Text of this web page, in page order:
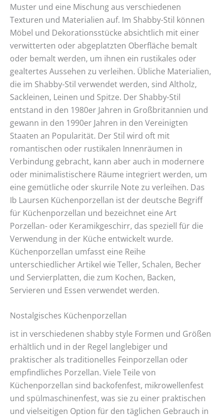
Muster und eine Mischung aus verschiedenen
Texturen und Materialien auf. Im Shabby-Stil können
Möbel und Dekorationsstücke absichtlich mit einer
verwitterten oder abgeplatzten Oberfläche bemalt
oder bemalt werden, um ihnen ein rustikales oder
gealtertes Aussehen zu verleihen. Übliche Materialien,
die im Shabby-Stil verwendet werden, sind Altholz,
Sackleinen, Leinen und Spitze. Der Shabby-Stil
entstand in den 1980er Jahren in Großbritannien und
gewann in den 1990er Jahren in den Vereinigten
Staaten an Popularität. Der Stil wird oft mit
romantischen oder rustikalen Innenräumen in
Verbindung gebracht, kann aber auch in modernere
oder minimalistischere Räume integriert werden, um
eine gemütliche oder skurrile Note zu verleihen. Das
Ib Laursen Küchenporzellan ist der deutsche Begriff
für Küchenporzellan und bezeichnet eine Art
Porzellan- oder Keramikgeschirr, das speziell für die
Verwendung in der Küche entwickelt wurde.
Küchenporzellan umfasst eine Reihe
unterschiedlicher Artikel wie Teller, Schalen, Becher
und Servierplatten, die zum Kochen, Backen,
Servieren und Essen verwendet werden.
Nostalgisches Küchenporzellan
ist in verschiedenen shabby style Formen und Größen
erhältlich und in der Regel langlebiger und
praktischer als traditionelles Feinporzellan oder
empfindliches Porzellan. Viele Teile von
Küchenporzellan sind backofenfest, mikrowellenfest
und spülmaschinenfest, was sie zu einer praktischen
und vielseitigen Option für den täglichen Gebrauch in